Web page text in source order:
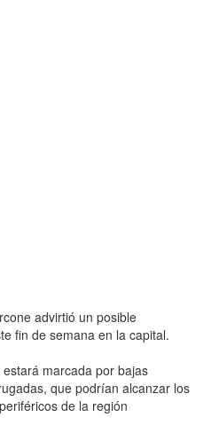
advirtió un posible
fin de semana en la capital.
marcada por bajas
que podrían alcanzar los
de la región